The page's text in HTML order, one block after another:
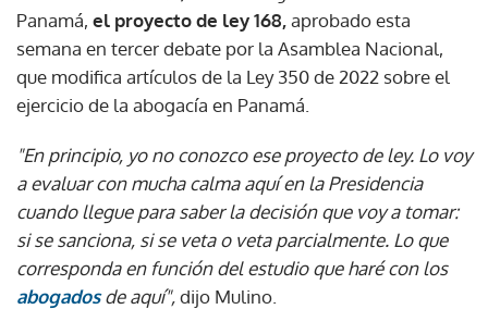
Panamá, el proyecto de ley 168,aprobado esta
semana en tercer debate por la Asamblea Nacional,
que modifica artículos de la Ley 350 de 2022 sobre el
ejercicio de la abogacía en Panamá.
"En principio, yo no conozco ese proyecto de ley. Lo voy
a evaluar con mucha calma aquí en la Presidencia
cuando llegue para saber la decisión que voy a tomar:
si se sanciona, si se veta o veta parcialmente. Lo que
corresponda en función del estudio que haré con los
abogadosde aquí",dijo Mulino.